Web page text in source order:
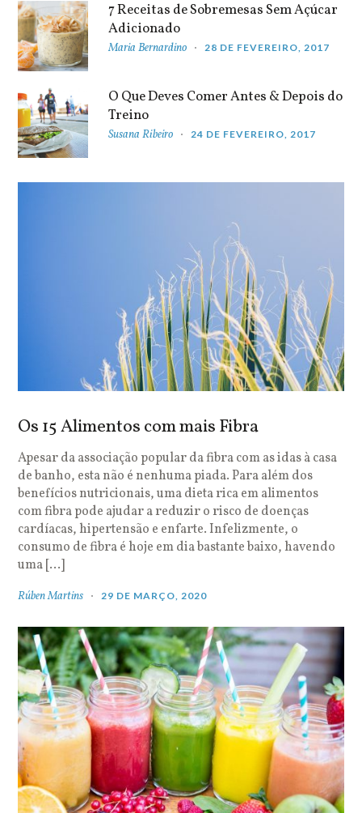
7 Receitas de Sobremesas Sem Açúcar
Adicionado
Maria Bernardino 28 DE FEVEREIRO, 2017
O Que Deves Comer Antes & Depois do
Treino
Susana Ribeiro 24 DE FEVEREIRO, 2017
Os 15 Alimentos com mais Fibra
Apesar da associação popular da fibra com as idas à casa
de banho, esta não é nenhuma piada. Para além dos
benefícios nutricionais, uma dieta rica em alimentos
com fibra pode ajudar a reduzir o risco de doenças
cardíacas, hipertensão e enfarte. Infelizmente, o
consumo de fibra é hoje em dia bastante baixo, havendo
uma […]
Rúben Martins 29 DE MARÇO, 2020